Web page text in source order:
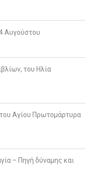
Αυγούστου
του Ηλία
Αγίου Πρωτομάρτυρα
– Πηγή δύναμης και